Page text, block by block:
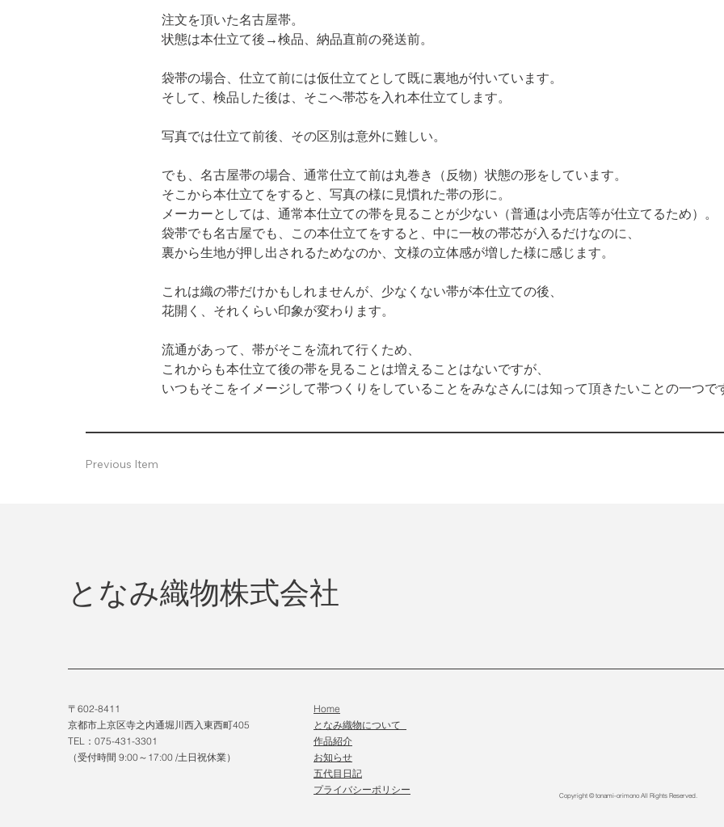
注文を頂いた名古屋帯。
状態は本仕立て後→検品、納品直前の発送前。
袋帯の場合、仕立て前には仮仕立てとして既に裏地が付いています。
そして、検品した後は、そこへ帯芯を入れ本仕立てします。
写真では仕立て前後、その区別は意外に難しい。
でも、名古屋帯の場合、通常仕立て前は丸巻き（反物）状態の形をしています。
そこから本仕立てをすると、写真の様に見慣れた帯の形に。
メーカーとしては、通常本仕立ての帯を見ることが少ない（普通は小売店等が仕立てるため）。
袋帯でも名古屋でも、この本仕立てをすると、中に一枚の帯芯が入るだけなのに、
裏から生地が押し出されるためなのか、文様の立体感が増した様に感じます。
これは織の帯だけかもしれませんが、少なくない帯が本仕立ての後、
花開く、それくらい印象が変わります。
流通があって、帯がそこを流れて行くため、
これからも本仕立て後の帯を見ることは増えることはないですが、
いつもそこをイメージして帯つくりをしていることをみなさんには知って頂きたいことの一つで
Previous Item
となみ織物株式会社
〒602-8411
京都市上京区寺之内通堀川西入東西町405
TEL：075-431-3301
（受付時間 9:00～17:00 /土日祝休業）
Home
となみ織物について
作品紹介
​お知らせ
五代目日記
プライバシーポリシー
Copyright © tonami-orimono All Rights Reserved.